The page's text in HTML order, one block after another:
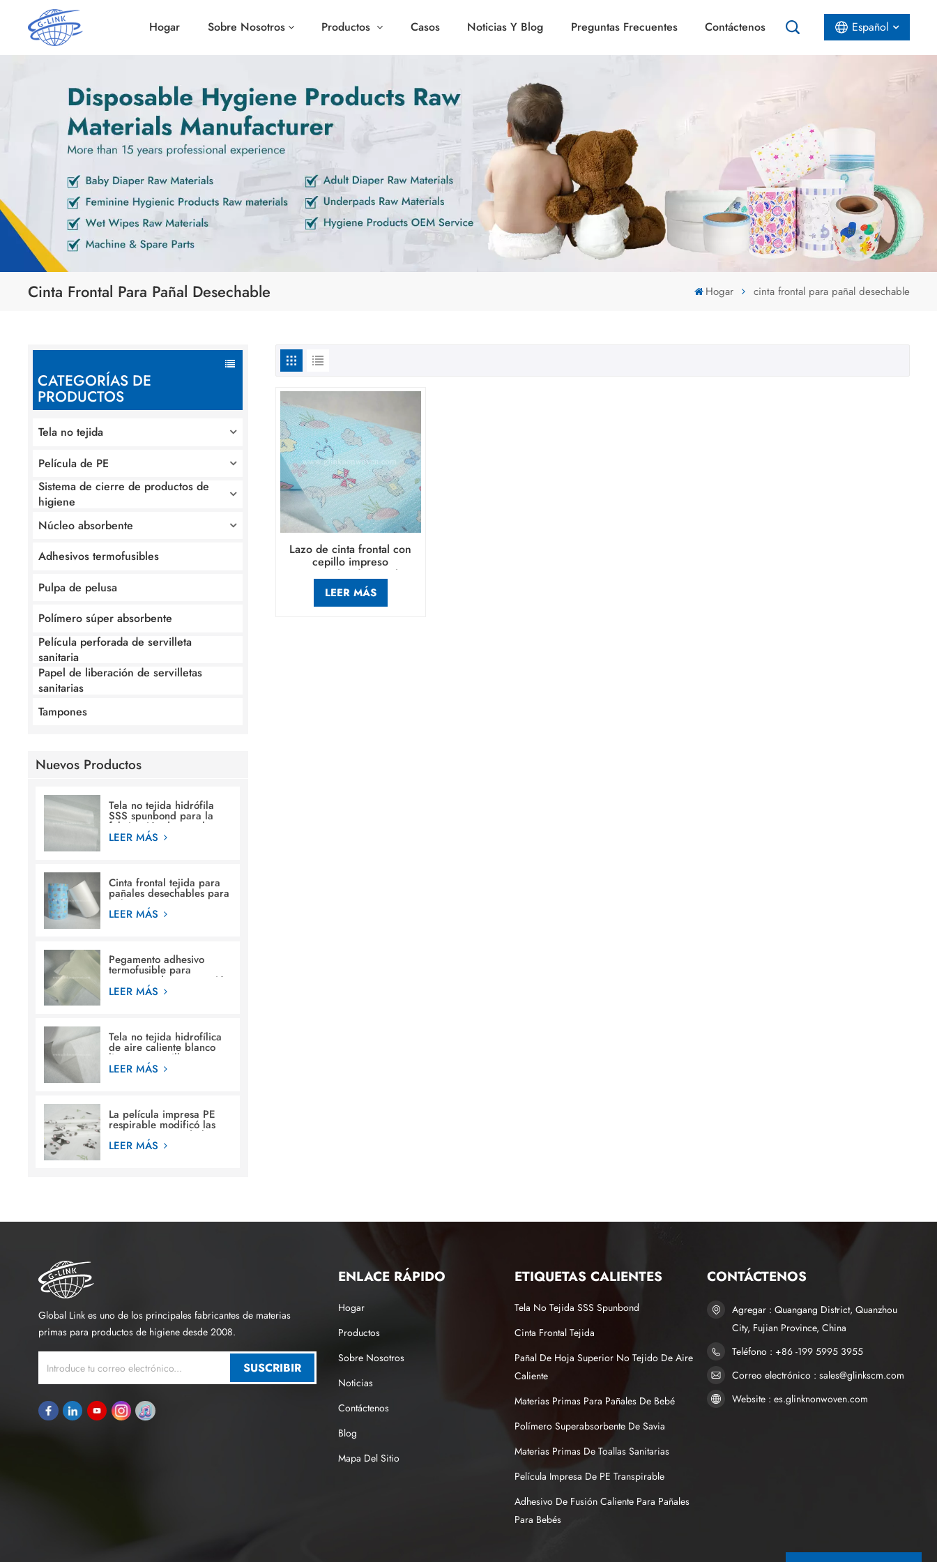
Hogar Sobre Nosotros Productos Casos Noticias Y Blog Preguntas Frecuentes Contáctenos Español
عربي
Cinta Frontal Para Pañal Desechable Hogar cinta frontal para pañal desechable
CATEGORÍAS DE
PRODUCTOS
Tela no tejida
Película de PE
Sistema de cierre de productos de
higiene
Núcleo absorbente
Adhesivos termofusibles
Pulpa de pelusa
Polímero súper absorbente
Película perforada de servilleta
sanitaria
Papel de liberación de servilletas
sanitarias
Tampones
Nuevos Productos
Tela no tejida hidrófila
SSS spunbond para la
fabricación de pañales
para bebés
LEER MÁS
Cinta frontal tejida para
pañales desechables para
bebés.
LEER MÁS
Pegamento adhesivo
termofusible para
estructura de construcción
en pañales para bebés
LEER MÁS
Tela no tejida hidrofílica
de aire caliente blanco
liso para servilleta
sanitaria femenina
LEER MÁS
La película impresa PE
respirable modificó las
materias primas de la
película de la hoja
LEER MÁS
Lazo de cinta frontal con
cepillo impreso
personalizado para la
producción de pañales
desechables
LEER MÁS
Global Link es uno de los principales fabricantes de materias
primas para productos de higiene desde 2008.
SUSCRIBIR
ENLACE RÁPIDO
Hogar
Productos
Sobre Nosotros
Noticias
Contáctenos
Blog
Mapa Del Sitio
ETIQUETAS CALIENTES
Tela No Tejida SSS Spunbond
Cinta Frontal Tejida
Pañal De Hoja Superior No Tejido De Aire
Caliente
Materias Primas Para Pañales De Bebé
Polímero Superabsorbente De Savia
Materias Primas De Toallas Sanitarias
Película Impresa De PE Transpirable
Adhesivo De Fusión Caliente Para Pañales
Para Bebés
CONTÁCTENOS
Agregar : Quangang District, Quanzhou
City, Fujian Province, China
Teléfono : +86 -199 5995 3955
Correo electrónico : sales@glinkscm.com
Website : es.glinknonwoven.com